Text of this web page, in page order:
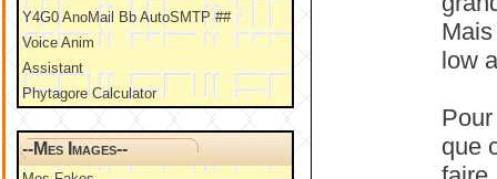
Y4G0 AnoMail Bb AutoSMTP ##
Voice Anim
Assistant
Phytagore Calculator
--Mes Images--
low
que